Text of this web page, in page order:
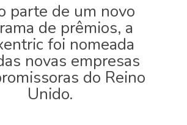
parte de um novo
de prêmios, a
foi nomeada
novas empresas
do Reino
Unido.